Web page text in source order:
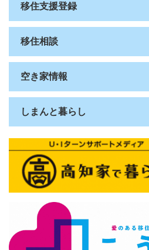
移住支援登録
移住相談
空き家情報
しまんと暮らし